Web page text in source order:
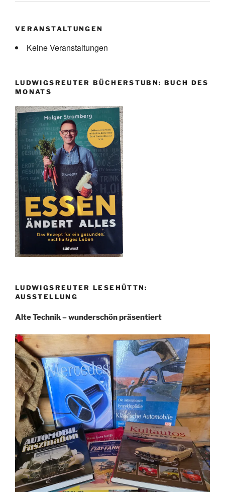
VERANSTALTUNGEN
Keine Veranstaltungen
LUDWIGSREUTER BÜCHERSTUBN: BUCH DES
MONATS
LUDWIGSREUTER LESEHÜTTN:
AUSSTELLUNG
Alte Technik – wunderschön präsentiert